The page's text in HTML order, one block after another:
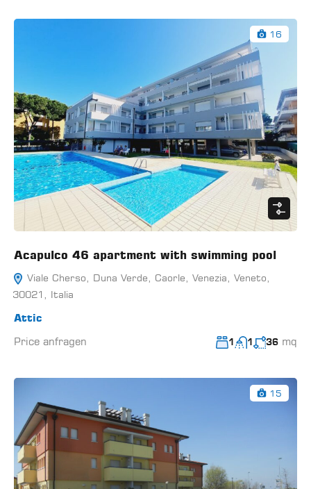
16
Acapulco 46 apartment with swimming pool
Viale Cherso, Duna Verde, Caorle, Venezia, Veneto,
30021, Italia
Attic
Price anfragen
1 1 36 mq
15